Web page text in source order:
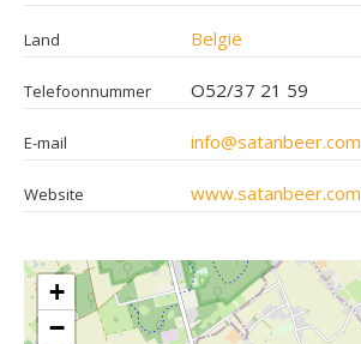
Land België
Telefoonnummer O52/37 21 59
E-mail info@satanbeer.com
Website www.satanbeer.com
+
−